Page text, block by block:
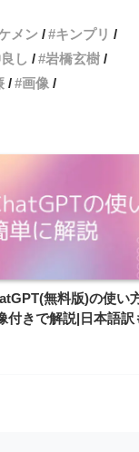
メン
キンプリ
し
岩橋玄樹
画像
無料版)の使い
付きで解説|日本語訳